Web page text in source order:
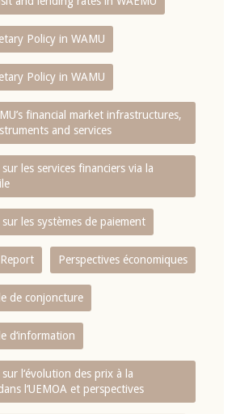
Policy in WAMU
Policy in WAMU
financial market infrastructures,
and services
les services financiers via la
les systèmes de paiement
Perspectives économiques
de conjoncture
d‘information
l‘évolution des prix à la
l‘UEMOA et perspectives